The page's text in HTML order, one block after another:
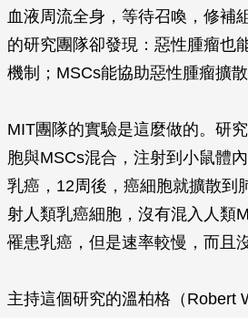
血液周流全身，等待召喚，修補
的研究團隊卻發現：惡性腫瘤也
機制；MSCs能協助惡性腫瘤擴散
MIT團隊的實驗是這麼做的。研
胞與MSCs混合，注射到小鼠體
乳癌，12周後，癌細胞就擴散到
射人類乳癌細胞，沒有混入人類
罹患乳癌，但是速率較慢，而且
主持這個研究的溫柏格（Robert